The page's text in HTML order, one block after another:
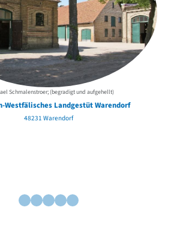
Schmalenstroer; (begradigt und aufgehellt)
Westfälisches Landgestüt Warendorf
48231 Warendorf